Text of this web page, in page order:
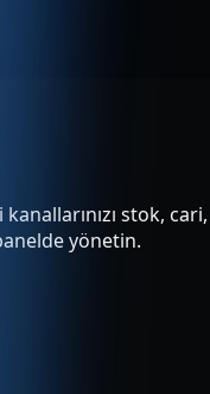
stok, cari,
yönetin.